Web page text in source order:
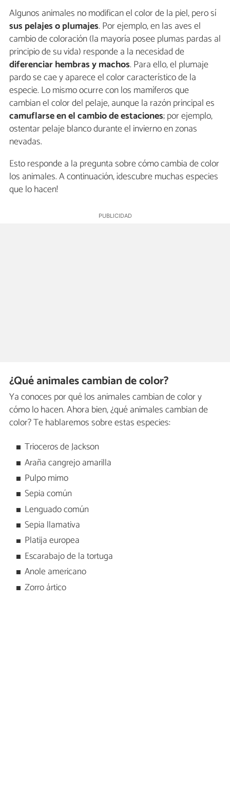
Algunos animales no modifican el color de la piel, pero sí
sus pelajes o plumajes. Por ejemplo, en las aves el
cambio de coloración (la mayoría posee plumas pardas al
principio de su vida) responde a la necesidad de
diferenciar hembras y machos. Para ello, el plumaje
pardo se cae y aparece el color característico de la
especie. Lo mismo ocurre con los mamíferos que
cambian el color del pelaje, aunque la razón principal es
camuflarse en el cambio de estaciones; por ejemplo,
ostentar pelaje blanco durante el invierno en zonas
nevadas.
Esto responde a la pregunta sobre cómo cambia de color
los animales. A continuación, ¡descubre muchas especies
que lo hacen!
¿Qué animales cambian de color?
Ya conoces por qué los animales cambian de color y
cómo lo hacen. Ahora bien, ¿qué animales cambian de
color? Te hablaremos sobre estas especies:
Trioceros de Jackson
Araña cangrejo amarilla
Pulpo mimo
Sepia común
Lenguado común
Sepia llamativa
Platija europea
Escarabajo de la tortuga
Anole americano
Zorro ártico